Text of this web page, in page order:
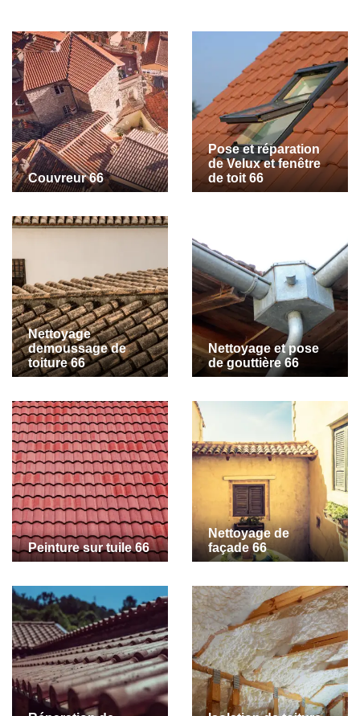
Couvreur 66
Pose et réparation
de Velux et fenêtre
de toit 66
Nettoyage
demoussage de
toiture 66
Nettoyage et pose
de gouttière 66
Peinture sur tuile 66
Nettoyage de
façade 66